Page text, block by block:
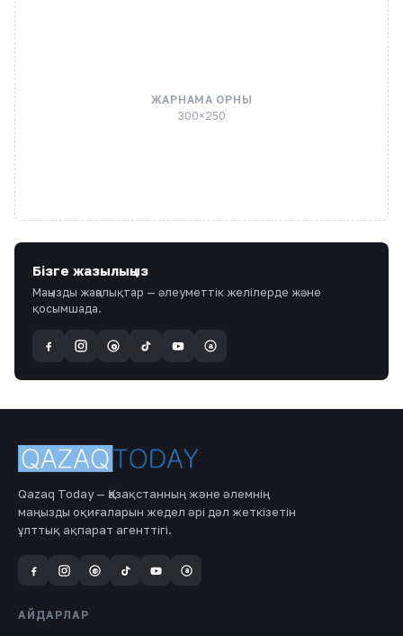
ЖАРНАМА ОРНЫ
300×250
Бізге жазылыңыз
Маңызды жаңалықтар — әлеуметтік желілерде және
қосымшада.
@ a
Qazaq Today — Қазақстанның және әлемнің
маңызды оқиғаларын жедел әрі дәл жеткізетін
ұлттық ақпарат агенттігі.
@ a
АЙДАРЛАР